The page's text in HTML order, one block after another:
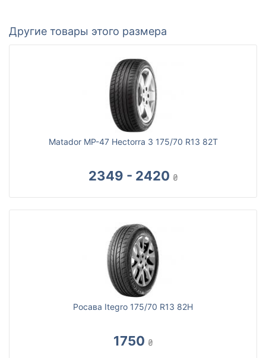
Другие товары этого размера
Matador MP-47 Hectorra 3 175/70 R13 82T
2349 - 2420 ₴
Росава Itegro 175/70 R13 82H
1750 ₴